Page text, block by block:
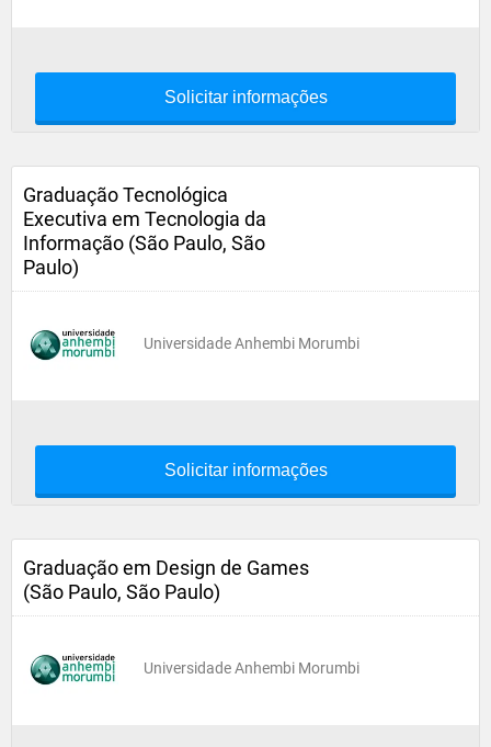
Solicitar informações
Graduação Tecnológica
Executiva em Tecnologia da
Informação (São Paulo, São
Paulo)
Universidade Anhembi Morumbi
Solicitar informações
Graduação em Design de Games
(São Paulo, São Paulo)
Universidade Anhembi Morumbi